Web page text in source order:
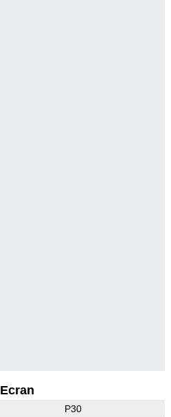
Ecran
P30